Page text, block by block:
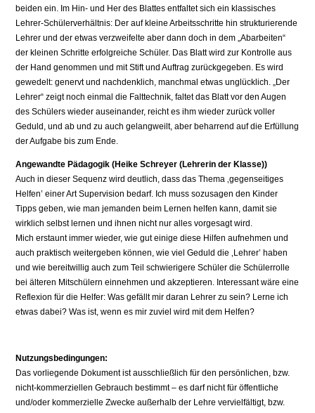
beiden ein. Im Hin- und Her des Blattes entfaltet sich ein klassisches
Lehrer-Schülerverhältnis: Der auf kleine Arbeitsschritte hin strukturierende
Lehrer und der etwas verzweifelte aber dann doch in dem „Abarbeiten“
der kleinen Schritte erfolgreiche Schüler. Das Blatt wird zur Kontrolle aus
der Hand genommen und mit Stift und Auftrag zurückgegeben. Es wird
gewedelt: genervt und nachdenklich, manchmal etwas unglücklich. „Der
Lehrer“ zeigt noch einmal die Falttechnik, faltet das Blatt vor den Augen
des Schülers wieder auseinander, reicht es ihm wieder zurück voller
Geduld, und ab und zu auch gelangweilt, aber beharrend auf die Erfüllung
der Aufgabe bis zum Ende.
Angewandte Pädagogik (Heike Schreyer (Lehrerin der Klasse))
Auch in dieser Sequenz wird deutlich, dass das Thema ‚gegenseitiges
Helfen’ einer Art Supervision bedarf. Ich muss sozusagen den Kinder
Tipps geben, wie man jemanden beim Lernen helfen kann, damit sie
wirklich selbst lernen und ihnen nicht nur alles vorgesagt wird.
Mich erstaunt immer wieder, wie gut einige diese Hilfen aufnehmen und
auch praktisch weitergeben können, wie viel Geduld die ‚Lehrer’ haben
und wie bereitwillig auch zum Teil schwierigere Schüler die Schülerrolle
bei älteren Mitschülern einnehmen und akzeptieren. Interessant wäre eine
Reflexion für die Helfer: Was gefällt mir daran Lehrer zu sein? Lerne ich
etwas dabei? Was ist, wenn es mir zuviel wird mit dem Helfen?
Nutzungsbedingungen:
Das vorliegende Dokument ist ausschließlich für den persönlichen, bzw.
nicht-kommerziellen Gebrauch bestimmt – es darf nicht für öffentliche
und/oder kommerzielle Zwecke außerhalb der Lehre vervielfältigt, bzw.